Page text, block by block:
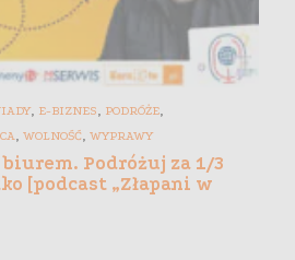
, E-BIZNES, PODRÓŻE,
, WOLNOŚĆ, WYPRAWY
Podróżuj za 1/3
[podcast „Złapani w